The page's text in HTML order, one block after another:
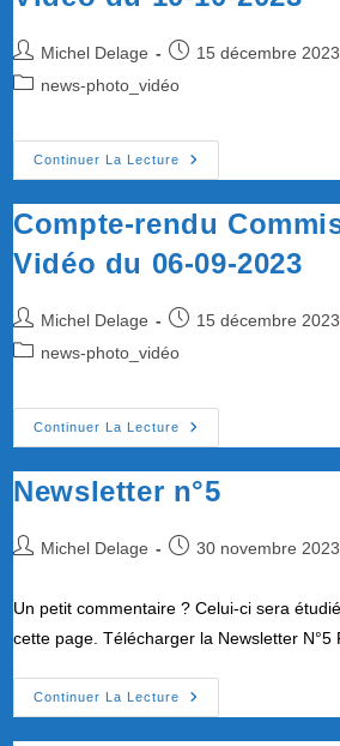
11-
Auteur/autrice
de
Michel Delage
Publication
15 décembre 2023
Postnews-photo_vidéo
Continuer La Lecture
Compte-
Rendu
Photo-
Vidéo
10-
10-
Compte-rendu
Vidéo du 06-09-2023
Auteur/autrice
de
Michel Delage
Publication
15 décembre 2023
Postnews-photo_vidéo
Continuer La Lecture
Compte-
Rendu
Photo-
Vidéo
09-
Newsletter n°5
Auteur/autrice
publication :
Michel Delage
Publication
30 novembre 2023
Un petit commentaire ? Celui-ci sera
cette page. Télécharger la Newsletter N°5
Continuer La Lecture
Newsletter
N°5